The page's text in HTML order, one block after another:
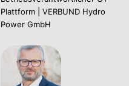
Plattform | VERBUND Hydro
Power GmbH